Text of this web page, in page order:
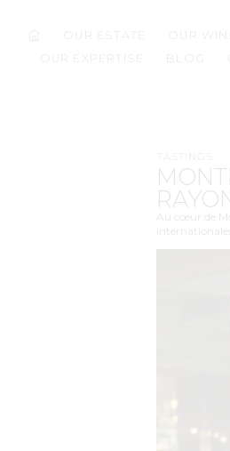
OUR ESTATE OUR
OUR EXPERTISE
BLOG
Au cœur de